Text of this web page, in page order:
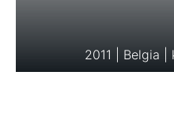
2011 | Belgia